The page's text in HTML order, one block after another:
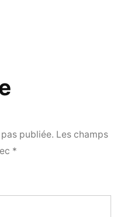
publiée. Les champs
*